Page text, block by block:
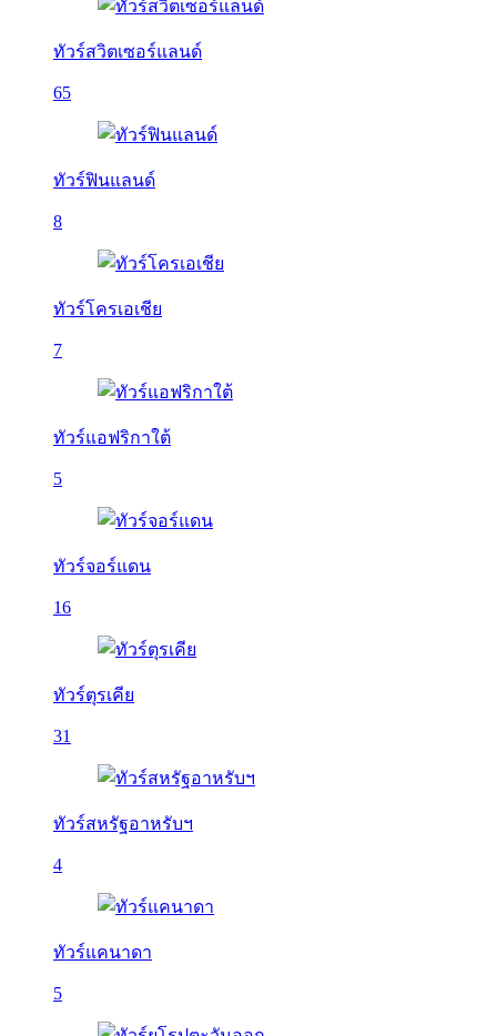
ทัวร์สวิตเซอร์แลนด์
65
ทัวร์ฟินแลนด์
8
ทัวร์โครเอเชีย
7
ทัวร์แอฟริกาใต้
5
ทัวร์จอร์แดน
16
ทัวร์ตุรเคีย
31
ทัวร์สหรัฐอาหรับฯ
4
ทัวร์แคนาดา
5